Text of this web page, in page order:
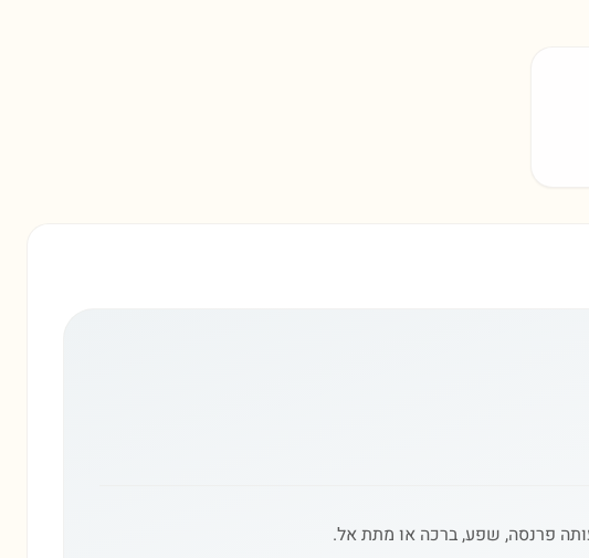
פרנסה, שפע, ברכה או מתת אל.